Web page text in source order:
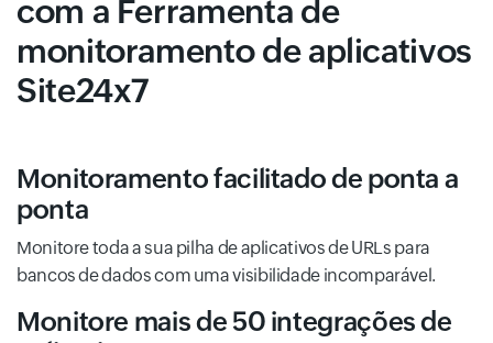
com a Ferramenta de
monitoramento de aplicativos
Site24x7
Monitoramento facilitado de ponta a
ponta
Monitore toda a sua pilha de aplicativos de URLs para
bancos de dados com uma visibilidade incomparável.
Monitore mais de 50 integrações de